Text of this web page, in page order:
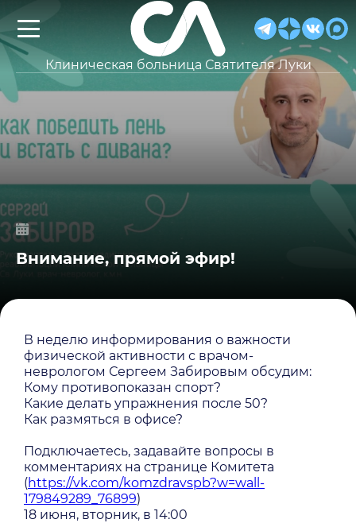
Клиническая больница Святителя Луки
Внимание, прямой эфир!
В неделю информирования о важности
физической активности с врачом-
неврологом Сергеем Забировым обсудим:
Кому противопоказан спорт?
Какие делать упражнения после 50?
Как размяться в офисе?
Подключаетесь, задавайте вопросы в
комментариях на странице Комитета
(https://vk.com/komzdravspb?w=wall-
179849289_76899)
18 июня, вторник, в 14:00